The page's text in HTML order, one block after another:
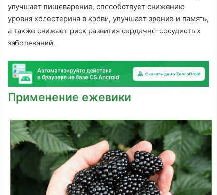
улучшает пищеварение, способствует снижению
уровня холестерина в крови, улучшает зрение и память,
а также снижает риск развития сердечно-сосудистых
заболеваний.
Применение ежевики